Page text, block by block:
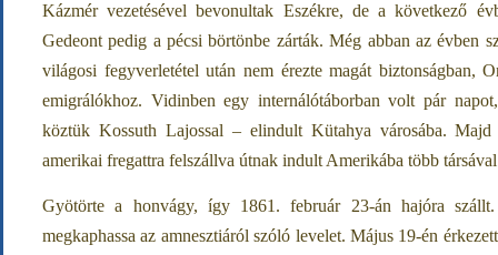
Kázmér vezetésével bevonultak Eszékre, de a következő
Gedeont pedig a pécsi börtönbe zárták. Még abban az évben
világosi fegyverletétel után nem érezte magát biztonságban,
emigrálókhoz. Vidinben egy internálótáborban volt pár
köztük Kossuth Lajossal – elindult Kütahya városába.
amerikai fregattra felszállva útnak indult Amerikába több
Gyötörte a honvágy, így 1861. február 23-án hajóra
megkaphassa az amnesztiáról szóló levelet. Május 19-én